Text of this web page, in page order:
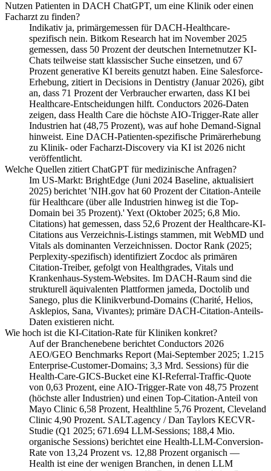
Nutzen Patienten in DACH ChatGPT, um eine Klinik oder einen
Facharzt zu finden?
Indikativ ja, primärgemessen für DACH-Healthcare-
spezifisch nein. Bitkom Research hat im November 2025
gemessen, dass 50 Prozent der deutschen Internetnutzer KI-
Chats teilweise statt klassischer Suche einsetzen, und 67
Prozent generative KI bereits genutzt haben. Eine Salesforce-
Erhebung, zitiert in Decisions in Dentistry (Januar 2026), gibt
an, dass 71 Prozent der Verbraucher erwarten, dass KI bei
Healthcare-Entscheidungen hilft. Conductors 2026-Daten
zeigen, dass Health Care die höchste AIO-Trigger-Rate aller
Industrien hat (48,75 Prozent), was auf hohe Demand-Signal
hinweist. Eine DACH-Patienten-spezifische Primärerhebung
zu Klinik- oder Facharzt-Discovery via KI ist 2026 nicht
veröffentlicht.
Welche Quellen zitiert ChatGPT für medizinische Anfragen?
Im US-Markt: BrightEdge (Juni 2024 Baseline, aktualisiert
2025) berichtet 'NIH.gov hat 60 Prozent der Citation-Anteile
für Healthcare (über alle Industrien hinweg ist die Top-
Domain bei 35 Prozent).' Yext (Oktober 2025; 6,8 Mio.
Citations) hat gemessen, dass 52,6 Prozent der Healthcare-KI-
Citations aus Verzeichnis-Listings stammen, mit WebMD und
Vitals als dominanten Verzeichnissen. Doctor Rank (2025;
Perplexity-spezifisch) identifiziert Zocdoc als primären
Citation-Treiber, gefolgt von Healthgrades, Vitals und
Krankenhaus-System-Websites. Im DACH-Raum sind die
strukturell äquivalenten Plattformen jameda, Doctolib und
Sanego, plus die Klinikverbund-Domains (Charité, Helios,
Asklepios, Sana, Vivantes); primäre DACH-Citation-Anteils-
Daten existieren nicht.
Wie hoch ist die KI-Citation-Rate für Kliniken konkret?
Auf der Branchenebene berichtet Conductors 2026
AEO/GEO Benchmarks Report (Mai-September 2025; 1.215
Enterprise-Customer-Domains; 3,3 Mrd. Sessions) für die
Health-Care-GICS-Bucket eine KI-Referral-Traffic-Quote
von 0,63 Prozent, eine AIO-Trigger-Rate von 48,75 Prozent
(höchste aller Industrien) und einen Top-Citation-Anteil von
Mayo Clinic 6,58 Prozent, Healthline 5,76 Prozent, Cleveland
Clinic 4,90 Prozent. SALT.agency / Dan Taylors KECVR-
Studie (Q1 2025; 671.694 LLM-Sessions; 188,4 Mio.
organische Sessions) berichtet eine Health-LLM-Conversion-
Rate von 13,24 Prozent vs. 12,88 Prozent organisch —
Health ist eine der wenigen Branchen, in denen LLM